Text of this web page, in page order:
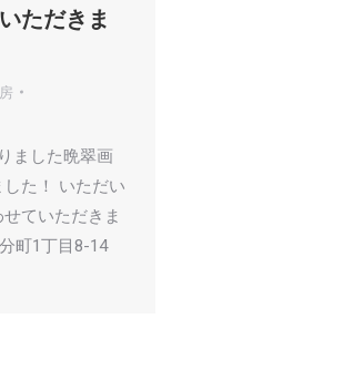
ただきま
ました晩翠画
た！ いただい
ていただきま
町1丁目8-14